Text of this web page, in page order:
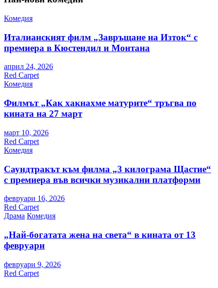
Комедия
Италианският филм „Завръщане на Изток“ с
премиера в Кюстендил и Монтана
април 24, 2026
Red Carpet
Комедия
Филмът „Как хакнахме матурите“ тръгва по
кината на 27 март
март 10, 2026
Red Carpet
Комедия
Саундтракът към филма „3 килограма Щастие“
с премиера във всички музикални платформи
февруари 16, 2026
Red Carpet
Драма Комедия
„Най-богатата жена на света“ в кината от 13
февруари
февруари 9, 2026
Red Carpet